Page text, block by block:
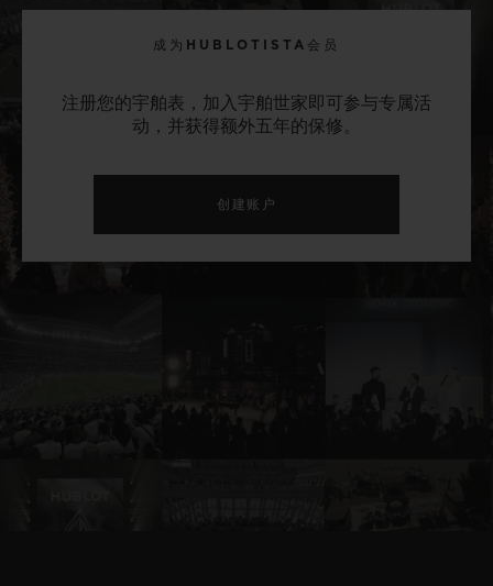
成为HUBLOTISTA会员
注册您的宇舶表，加入宇舶世家即可参与专属活
动，并获得额外五年的保修。
创建账户